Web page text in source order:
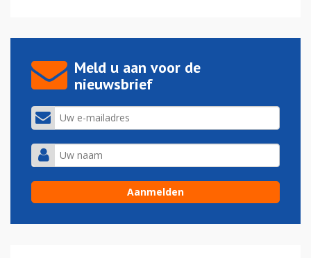
Meld u aan voor de
nieuwsbrief